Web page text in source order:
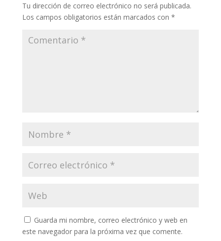
Tu dirección de correo electrónico no será publicada.
Los campos obligatorios están marcados con *
Guarda mi nombre, correo electrónico y web en
este navegador para la próxima vez que comente.